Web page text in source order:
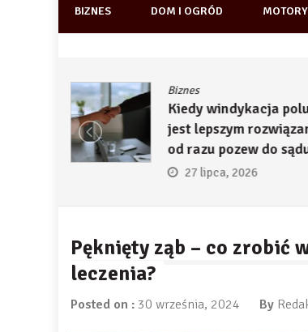
BIZNES DOM I OGRÓD
Biznes
Kiedy windykacja
jest lepszym
od razu pozew do
27 lipca, 2026
Pęknięty ząb – co zrobić
leczenia?
Posted on : 30 września, 2024 By